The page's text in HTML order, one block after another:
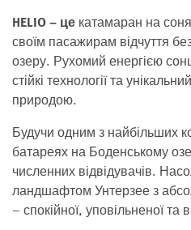
HELIO – це катамаран на
своїм пасажирам відчуття
озеру. Рухомий енергією
стійкі технології та
природою.
Будучи одним з найбільших
батареях на Боденському
численних відвідувачів.
ландшафтом Унтерзее з
– спокійної, уповільненої